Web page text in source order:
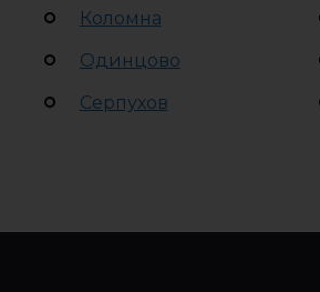
Коломна
Одинцово
Серпухов